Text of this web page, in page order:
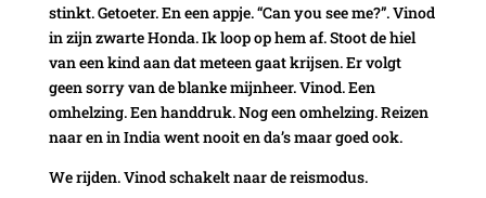
stinkt. Getoeter. En een appje. “Can you see me?”. Vinod
in zijn zwarte Honda. Ik loop op hem af. Stoot de hiel
van een kind aan dat meteen gaat krijsen. Er volgt
geen sorry van de blanke mijnheer. Vinod. Een
omhelzing. Een handdruk. Nog een omhelzing. Reizen
naar en in India went nooit en da’s maar goed ook.
We rijden. Vinod schakelt naar de reismodus.